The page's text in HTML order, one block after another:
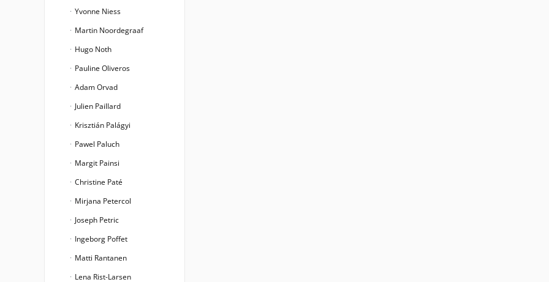
Yvonne Niess
Martin Noordegraaf
Hugo Noth
Pauline Oliveros
Adam Orvad
Julien Paillard
Krisztián Palágyi
Pawel Paluch
Margit Painsi
Christine Paté
Mirjana Petercol
Joseph Petric
Ingeborg Poffet
Matti Rantanen
Lena Rist-Larsen